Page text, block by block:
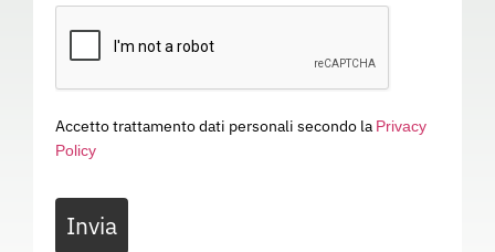
IMBRAGATURA
ANTICADUTA COMFORT
Accetto trattamento dati personali secondo la Privacy
Policy
Invia